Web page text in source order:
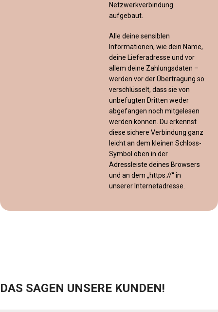
Netzwerkverbindung
aufgebaut.
Alle deine sensiblen
Informationen, wie dein Name,
deine Lieferadresse und vor
allem deine Zahlungsdaten –
werden vor der Übertragung so
verschlüsselt, dass sie von
unbefugten Dritten weder
abgefangen noch mitgelesen
werden können. Du erkennst
diese sichere Verbindung ganz
leicht an dem kleinen Schloss-
Symbol oben in der
Adressleiste deines Browsers
und an dem „https://“ in
unserer Internetadresse.
DAS SAGEN UNSERE KUNDEN!